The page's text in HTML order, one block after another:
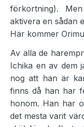
förkortning).
aktivera en sådan
Här kommer
Av alla de
Ichika en av dem
nog att han är
finns då han har
honom. Han har
det mesta varit